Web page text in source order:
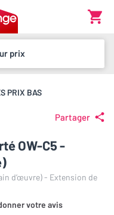
prix
PRIX BAS
Partager
OW-C5 -
d’œuvre) - Extension de
votre avis